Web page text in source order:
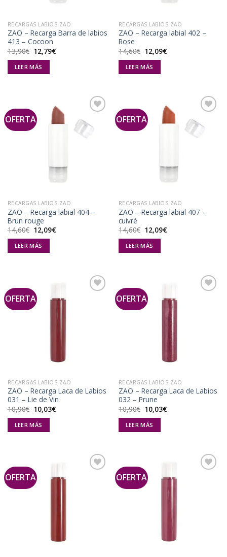
RECARGAS LABIOS ZAO
ZAO – Recarga Barra de labios
413 – Cocoon
13,90€ El
precio
original
era:
13,90€.
12,79€El
precio
LEER MÁS
RECARGAS LABIOS ZAO
ZAO – Recarga labial 402 –
Rose
14,60€ El
precio
original
era:
14,60€.
12,09€El
precio
LEER MÁS
OFERTA
Añadir
RECARGAS LABIOS ZAO
ZAO – Recarga labial 404 –
Brun rouge
14,60€ El
precio
original
era:
14,60€.
12,09€El
LEER MÁS
OFERTA
Añadir
RECARGAS LABIOS ZAO
ZAO – Recarga labial 407 –
cuivré
14,60€ El
precio
original
era:
14,60€.
12,09€El
LEER MÁS
OFERTA
RECARGAS LABIOS ZAO
ZAO – Recarga Laca de Labios
031 – Lie de Vin
10,90€ El
precio
original
era:
10,90€.
10,03€El
precio
LEER MÁS
OFERTA
RECARGAS LABIOS ZAO
ZAO – Recarga Laca de Labios
032 – Prune
10,90€ El
precio
original
era:
10,90€.
10,03€El
precio
LEER MÁS
OFERTA OFERTA